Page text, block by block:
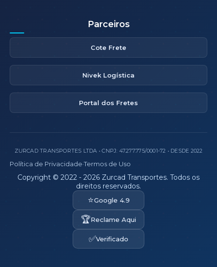
Parceiros
Cote Frete
Nivek Logística
Portal dos Fretes
ZURCAD TRANSPORTES LTDA • CNPJ: 47.277.775/0001-72 • DESDE 2022
Política de Privacidade·Termos de Uso
Copyright © 2022 - 2026 Zurcad Transportes. Todos os
direitos reservados.
⭐Google 4.9
🏆Reclame Aqui
✅Verificado